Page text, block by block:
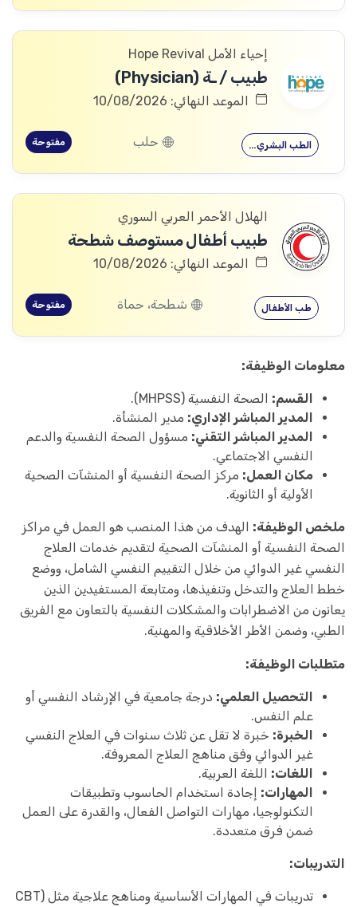
إحياء الأمل Hope Revival
طبيب / ـة (Physician)
الموعد النهائي: 10/08/2026
الطب البشري… حلب مفتوحة
الهلال الأحمر العربي السوري
طبيب أطفال مستوصف شطحة
الموعد النهائي: 10/08/2026
طب الأطفال شطحة، حماة مفتوحة
معلومات الوظيفة:
القسم: الصحة النفسية (MHPSS).
المدير المباشر الإداري: مدير المنشأة.
المدير المباشر التقني: مسؤول الصحة النفسية والدعم
النفسي الاجتماعي.
مكان العمل: مركز الصحة النفسية أو المنشآت الصحية
الأولية أو الثانوية.
ملخص الوظيفة: الهدف من هذا المنصب هو العمل في مراكز
الصحة النفسية أو المنشآت الصحية لتقديم خدمات العلاج
النفسي غير الدوائي من خلال التقييم النفسي الشامل، ووضع
خطط العلاج والتدخل وتنفيذها، ومتابعة المستفيدين الذين
يعانون من الاضطرابات والمشكلات النفسية بالتعاون مع الفريق
الطبي، وضمن الأطر الأخلاقية والمهنية.
متطلبات الوظيفة:
التحصيل العلمي: درجة جامعية في الإرشاد النفسي أو
علم النفس.
الخبرة: خبرة لا تقل عن ثلاث سنوات في العلاج النفسي
غير الدوائي وفق مناهج العلاج المعروفة.
اللغات: اللغة العربية.
المهارات: إجادة استخدام الحاسوب وتطبيقات
التكنولوجيا، مهارات التواصل الفعال، والقدرة على العمل
ضمن فرق متعددة.
التدريبات:
تدريبات في المهارات الأساسية ومناهج علاجية مثل (CBT